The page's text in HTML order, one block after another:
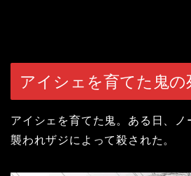
アイシェを育てた鬼の
アイシェを育てた鬼。ある日、ノ
襲われザジによって殺された。